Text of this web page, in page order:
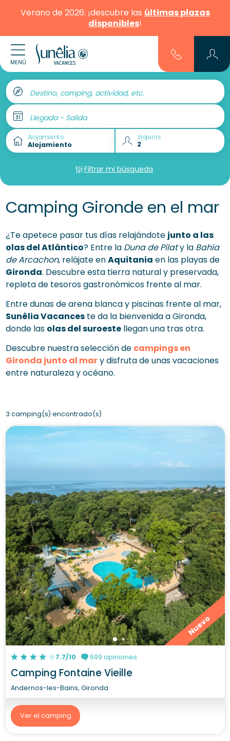
Verano de 2026: ¡descubre las últimas plazas
disponibles!
MENÚ
Destino, camping, actividad, etc.
Llegada - Salida
Alojamiento Viajeros
Filtrar mi búsqueda
Camping Gironde en el mar
¿Te apetece pasar tus días relajándote junto a las
olas del Atlántico? Entre la Duna de Pilaty la Bahía
de Arcachon, relájate enAquitania en las playas de
Gironda. Descubre esta tierra natural y preservada,
repleta de tesoros gastronómicos frente al mar.
Entre dunas de arena blanca y piscinas frente al mar,
Sunêlia Vacanceste da la bienvenida a Gironda,
donde las olas del suroestellegan una tras otra.
Descubre nuestra selección de campings en
Gironda junto al mary disfruta de unas vacaciones
entre naturaleza y océano.
3 camping(s) encontrado(s)
Nuevo
7.7/10 699 opiniones
Camping Fontaine Vieille
Andernos-les-Bains, Gironda
Ver el camping